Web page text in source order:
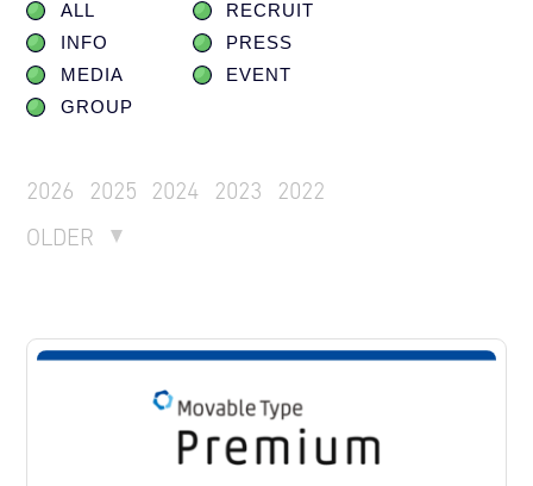
ALL
RECRUIT
INFO
PRESS
MEDIA
EVENT
GROUP
2026 2025 2024 2023
2022
OLDER